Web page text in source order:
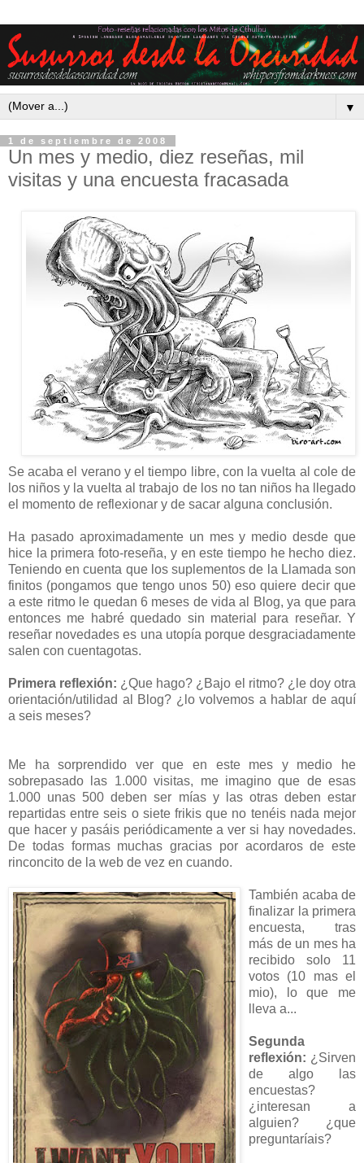
▼
1 de septiembre de 2008
Un mes y medio, diez reseñas, mil
visitas y una encuesta fracasada
Se acaba el verano y el tiempo libre, con la vuelta al cole de
los niños y la vuelta al trabajo de los no tan niños ha llegado
el momento de reflexionar y de sacar alguna conclusión.
Ha pasado aproximadamente un mes y medio desde que
hice la primera foto-reseña, y en este tiempo he hecho diez.
Teniendo en cuenta que los suplementos de la Llamada son
finitos (pongamos que tengo unos 50) eso quiere decir que
a este ritmo le quedan 6 meses de vida al Blog, ya que para
entonces me habré quedado sin material para reseñar. Y
reseñar novedades es una utopía porque desgraciadamente
salen con cuentagotas.
Primera reflexión: ¿Que hago? ¿Bajo el ritmo? ¿le doy otra
orientación/utilidad al Blog? ¿lo volvemos a hablar de aquí
a seis meses?
Me ha sorprendido ver que en este mes y medio he
sobrepasado las 1.000 visitas, me imagino que de esas
1.000 unas 500 deben ser mías y las otras deben estar
repartidas entre seis o siete frikis que no tenéis nada mejor
que hacer y pasáis periódicamente a ver si hay novedades.
De todas formas muchas gracias por acordaros de este
rinconcito de la web de vez en cuando.
También acaba de
finalizar la primera
encuesta, tras
más de un mes ha
recibido solo 11
votos (10 mas el
mio), lo que me
lleva a...
Segunda
reflexión: ¿Sirven
de algo las
encuestas?
¿interesan a
alguien? ¿que
preguntaríais?